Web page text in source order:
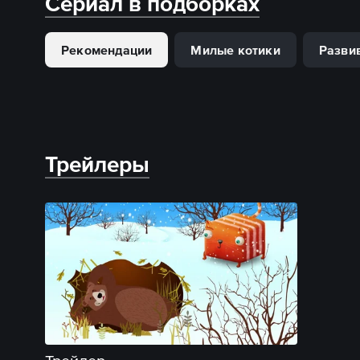
Рекомендации Милые котики
Трейлеры